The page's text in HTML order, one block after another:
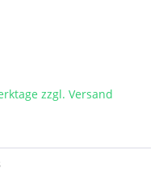
zzgl. Versand